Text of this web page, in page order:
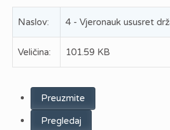
Naslov: 4 - Vjeronauk ususret
Veličina: 101.59 KB
Preuzmite
Pregledaj